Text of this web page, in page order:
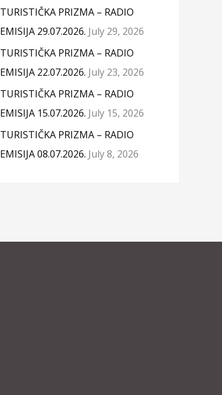
TURISTIČKA PRIZMA – RADIO
EMISIJA 29.07.2026. July 29, 2026
TURISTIČKA PRIZMA – RADIO
EMISIJA 22.07.2026. July 23, 2026
TURISTIČKA PRIZMA – RADIO
EMISIJA 15.07.2026. July 15, 2026
TURISTIČKA PRIZMA – RADIO
EMISIJA 08.07.2026. July 8, 2026